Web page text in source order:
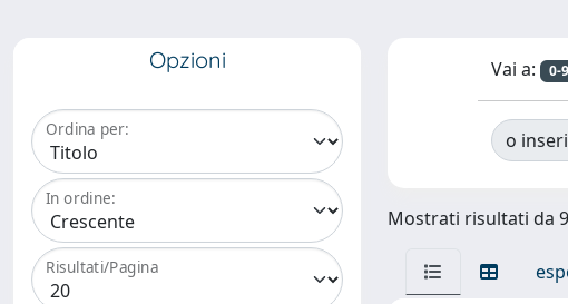
Opzioni
Ordina per:
In ordine:
Risultati/Pagina
Vai a: 0-9
o
Mostrati risultati da